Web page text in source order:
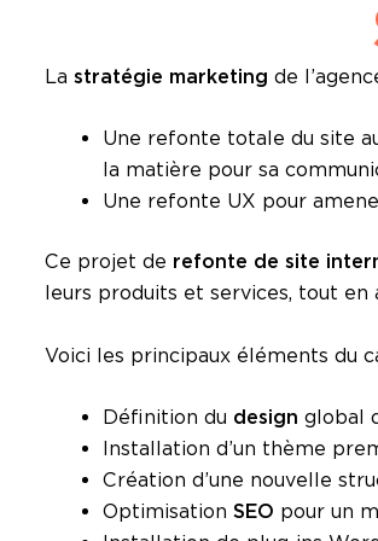
La stratégie marketing de
Une refonte totale du site
la matière pour sa
Une refonte UX pour
Ce projet de refonte de site
leurs produits et services, tout
Voici les principaux éléments du
Définition du design global
Installation d’un thème
Création d’une nouvelle
Optimisation SEO pour un